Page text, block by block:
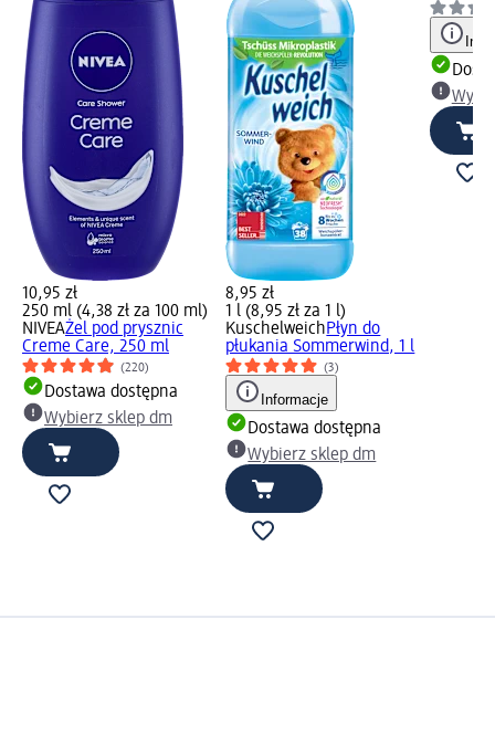
10,95 zł
250 ml (4,38 zł za 100 ml)
NIVEAŻel pod prysznic
Creme Care, 250 ml
(220)
Dostawa dostępna
Wybierz sklep dm
8,95 zł
1 l (8,95 zł za 1 l)
KuschelweichPłyn do
płukania Sommerwind, 1 l
(3)
Informacje
Dostawa dostępna
Wybierz sklep dm